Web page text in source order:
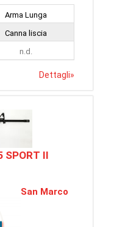
Arma Lunga
Canna liscia
n.d.
Dettagli»
SPORT II
San Marco